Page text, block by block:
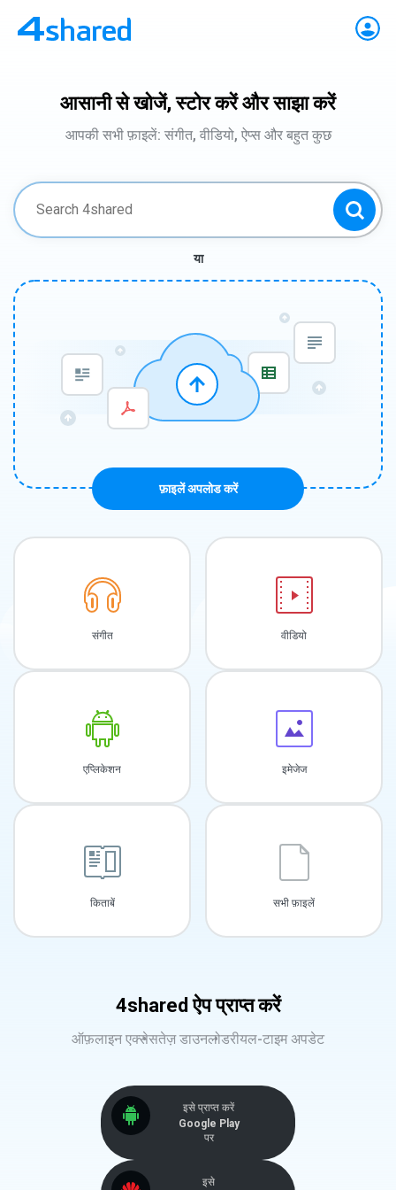
आसानी से खोजें, स्टोर करें और साझा करें
आपकी सभी फ़ाइलें: संगीत, वीडियो, ऐप्स और बहुत कुछ
या
फ़ाइलें अपलोड करें
संगीत वीडियो
एप्लिकेशन इमेजेज
किताबें सभी फ़ाइलें
4shared ऐप प्राप्त करें
ऑफ़लाइन एक्सेसतेज़ डाउनलोडरीयल-टाइम अपडेट
इसे प्राप्त करें
Google Play
पर
इसे